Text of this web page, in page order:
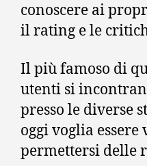
conoscere ai
il rating e le
Il più famoso di
utenti si
presso le diverse
oggi voglia
permettersi delle